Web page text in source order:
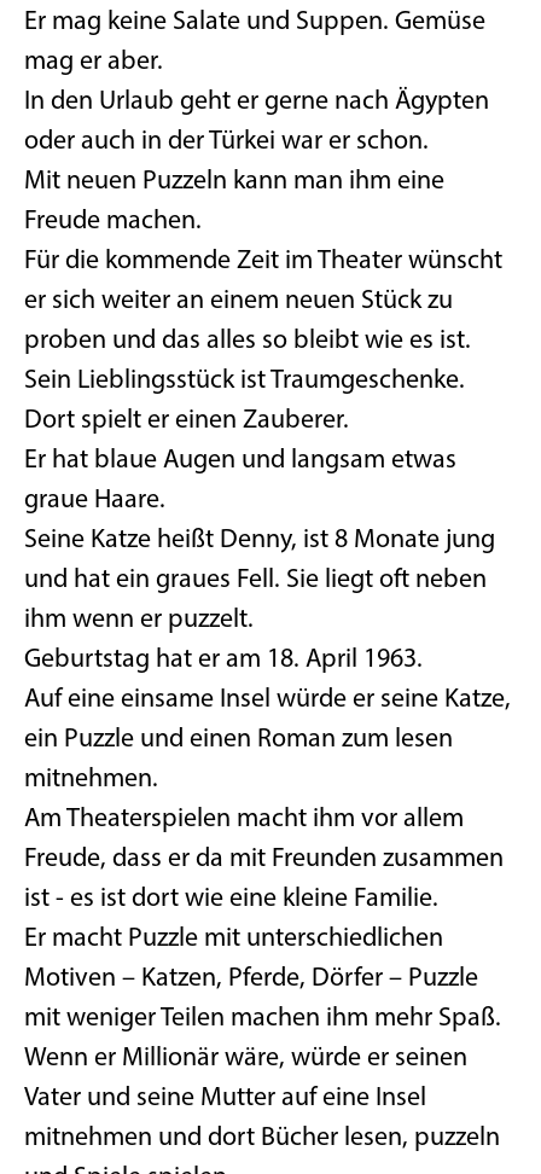
Er mag keine Salate und Suppen. Gemüse
mag er aber.
In den Urlaub geht er gerne nach Ägypten
oder auch in der Türkei war er schon.
Mit neuen Puzzeln kann man ihm eine
Freude machen.
Für die kommende Zeit im Theater wünscht
er sich weiter an einem neuen Stück zu
proben und das alles so bleibt wie es ist.
Sein Lieblingsstück ist Traumgeschenke.
Dort spielt er einen Zauberer.
Er hat blaue Augen und langsam etwas
graue Haare.
Seine Katze heißt Denny, ist 8 Monate jung
und hat ein graues Fell. Sie liegt oft neben
ihm wenn er puzzelt.
Geburtstag hat er am 18. April 1963.
Auf eine einsame Insel würde er seine Katze,
ein Puzzle und einen Roman zum lesen
mitnehmen.
Am Theaterspielen macht ihm vor allem
Freude, dass er da mit Freunden zusammen
ist - es ist dort wie eine kleine Familie.
Er macht Puzzle mit unterschiedlichen
Motiven – Katzen, Pferde, Dörfer – Puzzle
mit weniger Teilen machen ihm mehr Spaß.
Wenn er Millionär wäre, würde er seinen
Vater und seine Mutter auf eine Insel
mitnehmen und dort Bücher lesen, puzzeln